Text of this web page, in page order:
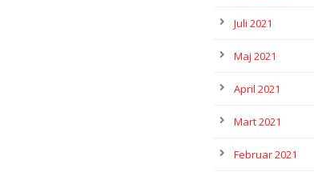
Juli 2021
Maj 2021
April 2021
Mart 2021
Februar 2021